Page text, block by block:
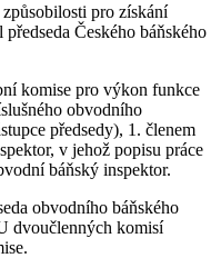
pro získání
Českého báňského
komise pro výkon funkce
obvodního
předsedy), 1. členem
v jehož popisu práce
báňský inspektor.
obvodního báňského
dvoučlenných komisí